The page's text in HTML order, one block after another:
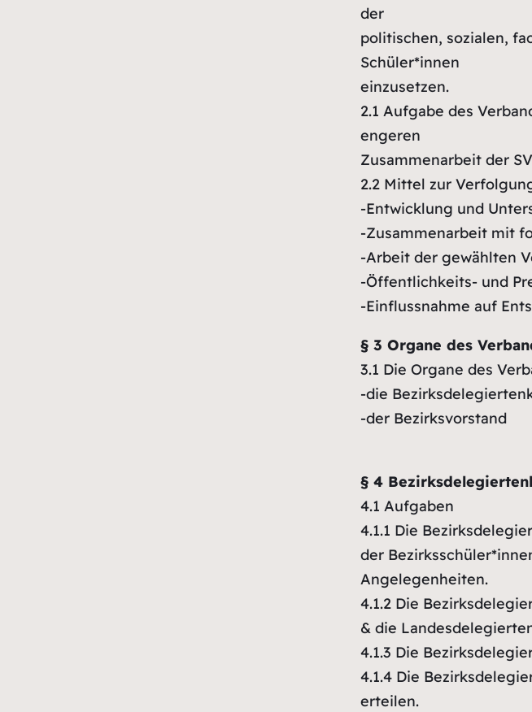
der
politischen, sozialen,
Schüler*innen
einzusetzen.
2.1 Aufgabe des
engeren
Zusammenarbeit der
2.2Mittel zur
-Entwicklung und
-Zusammenarbeit mit
-Arbeit der gewählten
-Öffentlichkeits- und
-Einflussnahme auf
§ 3 Organe des
3.1 Die Organe des
-die
-der Bezirksvorstand
§ 4
4.1 Aufgaben
4.1.1 Die
der
Angelegenheiten.
4.1.2Die
& die
4.1.3 Die
4.1.4Die
erteilen.